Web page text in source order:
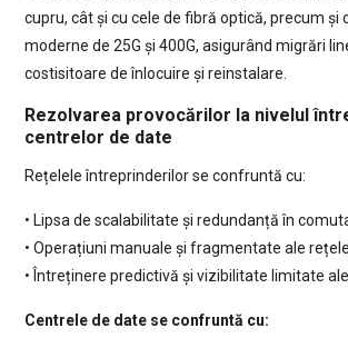
cupru, cât și cu cele de fibră optică, precum și
moderne de 25G și 400G, asigurând migrări
costisitoare de înlocuire și reinstalare.
Rezolvarea provocărilor la nivelul
centrelor de date
Rețelele întreprinderilor se confruntă cu:
• Lipsa de scalabilitate și redundanță în
• Operațiuni manuale și fragmentate ale
• Întreținere predictivă și vizibilitate limitate
Centrele de date se confruntă cu: